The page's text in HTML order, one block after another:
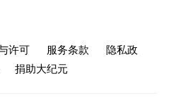
许可 服务条款
隐私政
捐助大纪元